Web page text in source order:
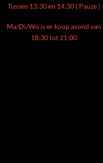
Tussen 13:30 en 14:30 ( Pauze )
Ma/Di/Wo is er koop avond van
18:30 tot 21:00